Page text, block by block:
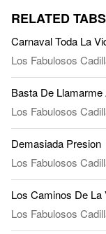
RELATED TABS
Carnaval Toda La
Los Fabulosos
Basta De
Los Fabulosos
Demasiada Presion
Los Fabulosos
Los Caminos De La
Los Fabulosos